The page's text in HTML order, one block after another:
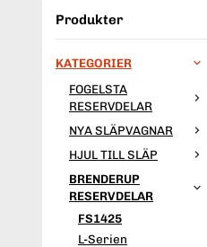
Produkter
KATEGORIER
FOGELSTA
RESERVDELAR
NYA SLÄPVAGNAR
HJUL TILL SLÄP
BRENDERUP
RESERVDELAR
FS1425
L-Serien